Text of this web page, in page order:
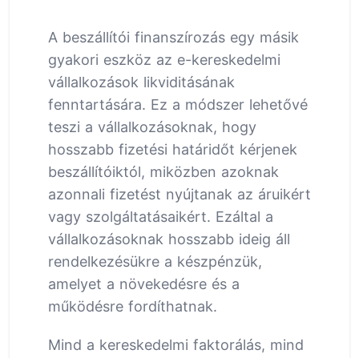
A beszállítói finanszírozás egy másik
gyakori eszköz az e-kereskedelmi
vállalkozások likviditásának
fenntartására. Ez a módszer lehetővé
teszi a vállalkozásoknak, hogy
hosszabb fizetési határidőt kérjenek
beszállítóiktól, miközben azoknak
azonnali fizetést nyújtanak az áruikért
vagy szolgáltatásaikért. Ezáltal a
vállalkozásoknak hosszabb ideig áll
rendelkezésükre a készpénzük,
amelyet a növekedésre és a
működésre fordíthatnak.
Mind a kereskedelmi faktorálás, mind